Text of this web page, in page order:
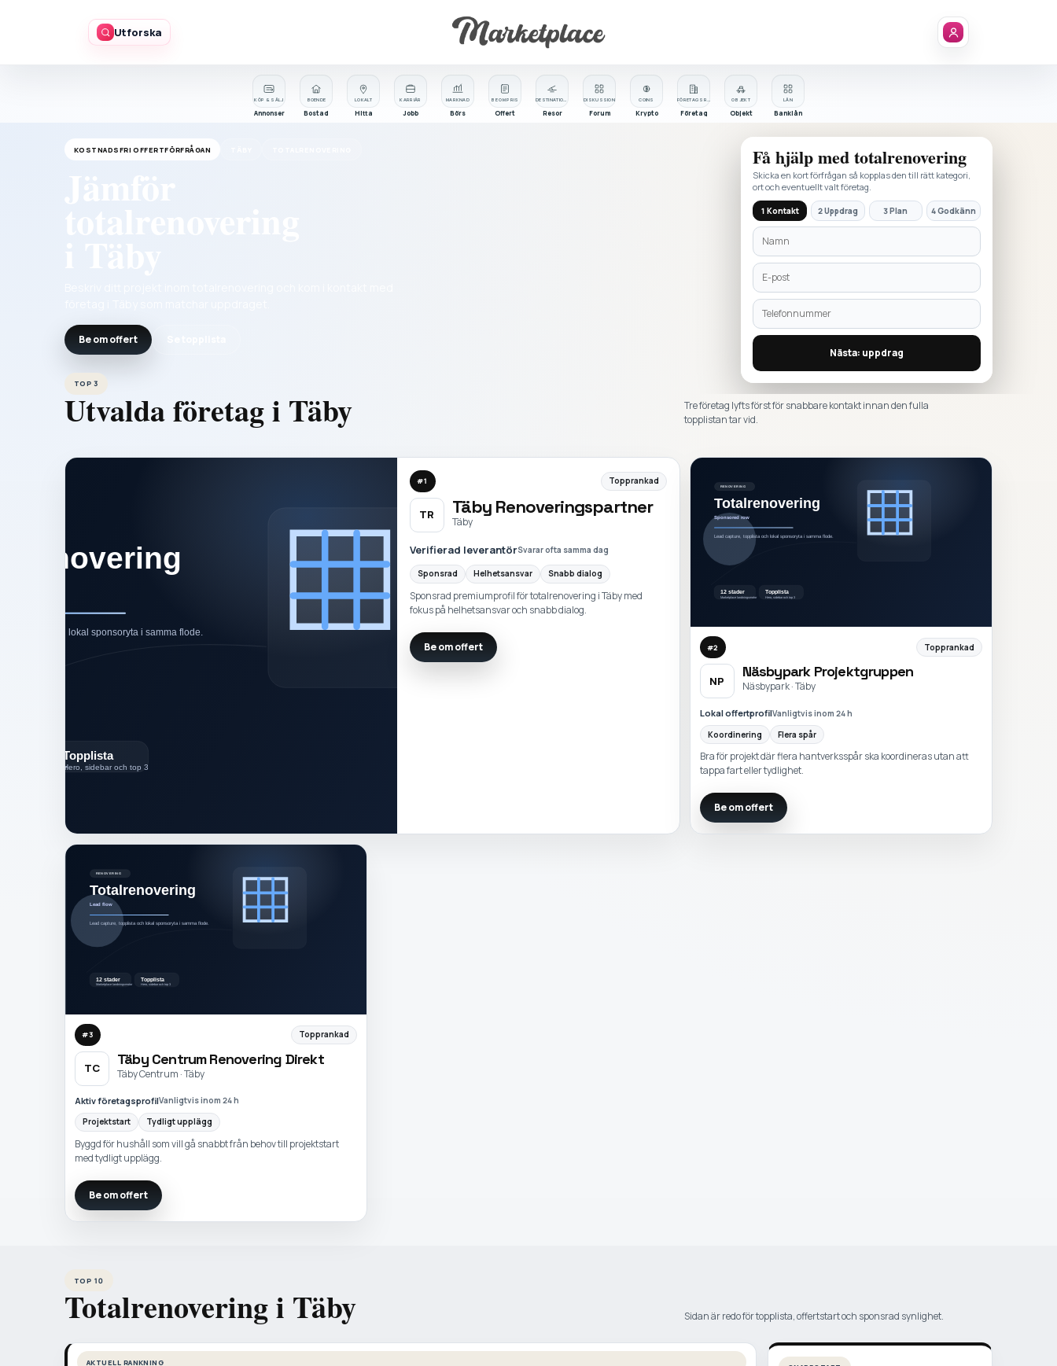
Utforska
KÖP & SÄLJ
Annonser
BOENDE
Bostad
OBJEKT
Objekt
BE OM PRIS
Offert Företag
LÅN
Banklån
MARKNAD
Börs
LOKALT
Hitta
KARRIÄR
Jobb Resor
COINS
Krypto
DISKUSSION
Forum
KOSTNADSFRI OFFERTFÖRFRÅGAN
Be om offert
Få hjälp medtotalrenovering
Skicka en kort förfrågan så kopplas den till rätt kategori,
ort och eventuellt valt företag.
1 Kontakt 2 Uppdrag 3 Plan 4 Godkänn
Nästa: uppdrag
TOP 3
Utvalda företag i Täby
Tre företag lyfts först för snabbare kontakt innan den fulla
topplistan tar vid.
#1 Topprankad
TR Täby Renoveringspartner
Täby
Verifierad leverantörSvarar ofta samma dag
Sponsrad Helhetsansvar Snabb dialog
Sponsrad premiumprofil för totalrenovering i Täby med
fokus på helhetsansvar och snabb dialog.
Be om offert #2 Topprankad
NP
Näsbypark Projektgruppen
Näsbypark · Täby
Lokal offertprofilVanligtvis inom 24 h
Koordinering
Flera spår
Bra för projekt där flera hantverksspår ska koordineras utan att
tappa fart eller tydlighet.
Be om offert
#3 Topprankad
TC
Täby Centrum Renovering Direkt
Täby Centrum · Täby
Aktiv företagsprofilVanligtvis inom 24 h
Projektstart
Tydligt upplägg
Byggd för hushåll som vill gå snabbt från behov till projektstart
med tydligt upplägg.
Be om offert
TOP 10
Totalrenovering i Täby Sidan är redo för topplista, offertstart och sponsrad synlighet.
AKTUELL RANKNING